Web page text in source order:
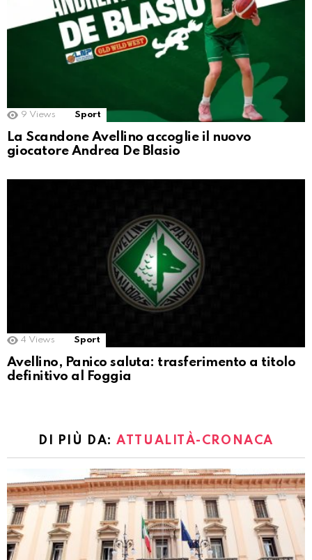
9 Views Sport
La Scandone Avellino accoglie il nuovo
giocatore Andrea De Blasio
4 Views Sport
Avellino, Panico saluta: trasferimento a titolo
definitivo al Foggia
DI PIÙ DA:ATTUALITÀ-CRONACA